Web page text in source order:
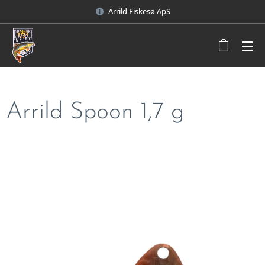
Arrild Fiskesø ApS
Arrild Spoon 1,7 g